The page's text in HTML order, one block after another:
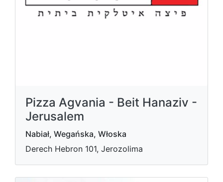
Pizza Agvania - Beit Hanaziv -
Jerusalem
Nabiał, Wegańska, Włoska
Derech Hebron 101, Jerozolima